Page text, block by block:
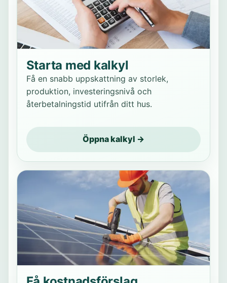
Starta med kalkyl
Få en snabb uppskattning av storlek,
produktion, investeringsnivå och
återbetalningstid utifrån ditt hus.
Öppna kalkyl →